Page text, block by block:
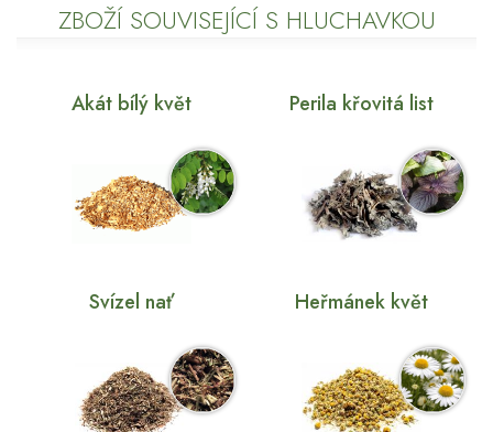
ZBOŽÍ SOUVISEJÍCÍ S HLUCHAVKOU
Akát bílý květ Perila křovitá list
Svízel nať Heřmánek květ